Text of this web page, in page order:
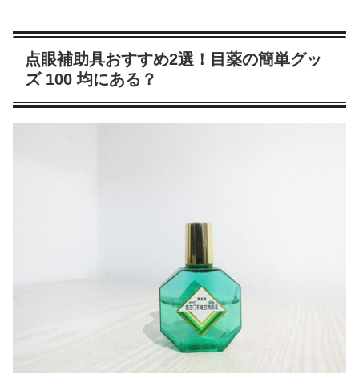
点眼補助具おすすめ2選！目薬の簡単グッ
ズ 100 均にある？